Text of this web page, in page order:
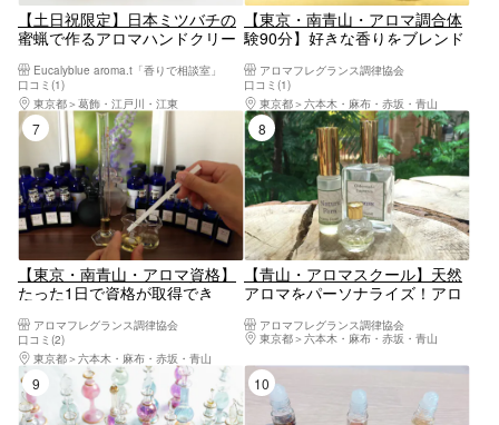
【土日祝限定】日本ミツバチの
蜜蝋で作るアロマハンドクリー
Eucalyblue aroma.t「香りで相談室」
口コミ(1)
東京都
葛飾・江戸川・江東
【東京・南青山・アロマ調合体
験90分】好きな香りをブレンド
アロマフレグランス調律協会
口コミ(1)
東京都
六本木・麻布・赤坂・青山
7位
【東京・南青山・アロマ資格】
たった1日で資格が取得でき
アロマフレグランス調律協会
口コミ(2)
東京都
六本木・麻布・赤坂・青山
8位
【青山・アロマスクール】天然
アロマをパーソナライズ！アロ
アロマフレグランス調律協会
東京都
六本木・麻布・赤坂・青山
9位